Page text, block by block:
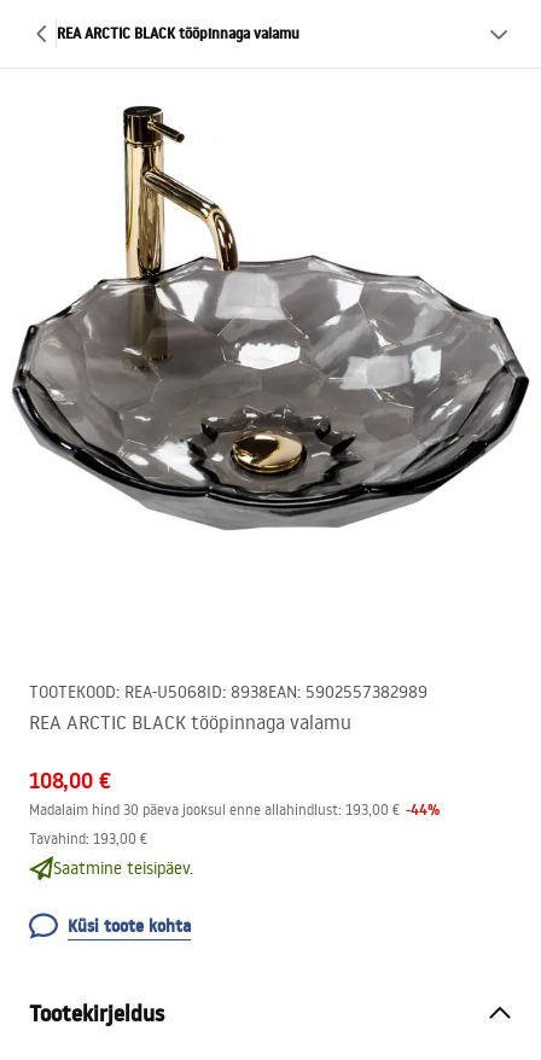
REA ARCTIC BLACK tööpinnaga valamu
TOOTEKOOD: REA-U5068ID: 8938EAN: 5902557382989
REA ARCTIC BLACK tööpinnaga valamu
108,00 €
Madalaim hind 30 päeva jooksul enne allahindlust: 193,00 € -44%
Tavahind: 193,00 €
Saatmine teisipäev.
Küsi toote kohta
Tootekirjeldus